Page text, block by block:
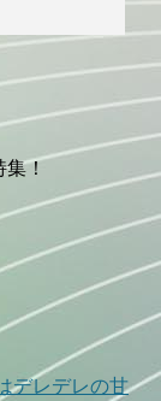
！
デレデレの甘